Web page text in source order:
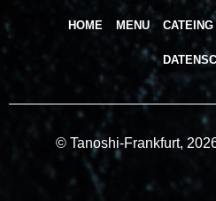
HOME MENU CATEING
© Tanoshi-Frankfurt,